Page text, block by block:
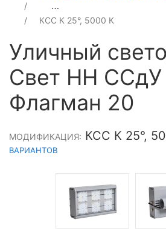
Уличный светодиодный
КСС К 25°, 5000 К
Уличный
Свет НН ССдУ
Флагман 20
МОДИФИКАЦИЯ: КСС К 25°,
ВАРИАНТОВ